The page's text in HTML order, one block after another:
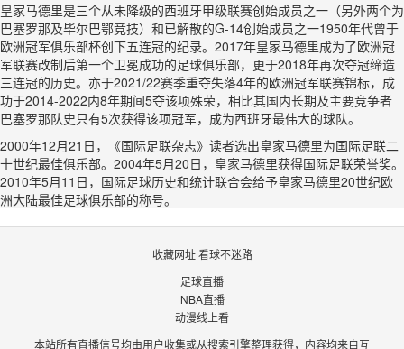
皇家马德里是三个从未降级的西班牙甲级联赛创始成员之一（另外两个为
巴塞罗那及毕尔巴鄂竞技）和已解散的G-14创始成员之一1950年代曾于
欧洲冠军俱乐部杯创下五连冠的纪录。2017年皇家马德里成为了欧洲冠
军联赛改制后第一个卫冕成功的足球俱乐部，更于2018年再次夺冠缔造
三连冠的历史。亦于2021/22赛季重夺失落4年的欧洲冠军联赛锦标，成
功于2014-2022内8年期间5夺该项殊荣，相比其国内长期及主要竞争者
巴塞罗那队史只有5次获得该项冠军，成为西班牙最伟大的球队。
2000年12月21日，《国际足联杂志》读者选出皇家马德里为国际足联二
十世纪最佳俱乐部。2004年5月20日，皇家马德里获得国际足联荣誉奖。
2010年5月11日，国际足球历史和统计联合会给予皇家马德里20世纪欧
洲大陆最佳足球俱乐部的称号。
收藏网址 看球不迷路
足球直播
NBA直播
动漫线上看
本站所有直播信号均由用户收集或从搜索引擎整理获得，内容均来自互